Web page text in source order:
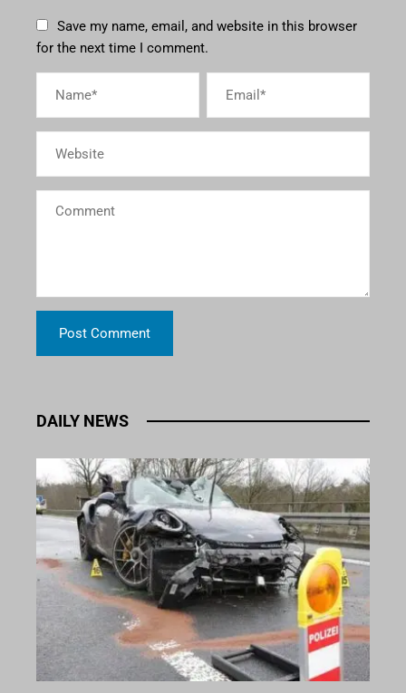
Save my name, email, and website in this browser
for the next time I comment.
DAILY NEWS